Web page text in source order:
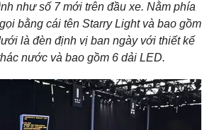
như số 7 mới trên đầu xe. Nằm phía
bằng cái tên Starry Light và bao gồm
là đèn định vị ban ngày với thiết kế
nước và bao gồm 6 dải LED.